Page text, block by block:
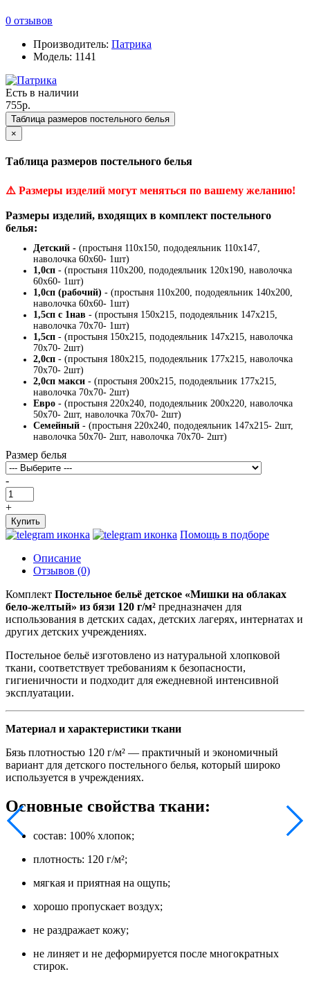
0 отзывов
Производитель: Патрика
Модель: 1141
Есть в наличии
755р.
Таблица размеров постельного белья
×
Таблица размеров постельного белья
⚠️ Размеры изделий могут меняться по вашему желанию!
Размеры изделий, входящих в комплект постельного
белья:
Детский - (простыня 110х150, пододеяльник 110х147,
наволочка 60х60- 1шт)
1,0сп - (простыня 110х200, пододеяльник 120х190, наволочка
60х60- 1шт)
1,0сп (рабочий) - (простыня 110х200, пододеяльник 140х200,
наволочка 60х60- 1шт)
1,5сп с 1нав - (простыня 150х215, пододеяльник 147х215,
наволочка 70х70- 1шт)
1,5сп - (простыня 150х215, пододеяльник 147х215, наволочка
70х70- 2шт)
2,0сп - (простыня 180х215, пододеяльник 177х215, наволочка
70х70- 2шт)
2,0сп макси - (простыня 200х215, пододеяльник 177х215,
наволочка 70х70- 2шт)
Евро - (простыня 220х240, пододеяльник 200х220, наволочка
50х70- 2шт, наволочка 70х70- 2шт)
Семейный - (простыня 220х240, пододеяльник 147х215- 2шт,
наволочка 50х70- 2шт, наволочка 70х70- 2шт)
Размер белья
-
+
Купить
Помощь в подборе
Описание
Отзывов (0)
Комплект Постельное бельё детское «Мишки на облаках
бело-желтый» из бязи 120 г/м² предназначен для
использования в детских садах, детских лагерях, интернатах и
других детских учреждениях.
Постельное бельё изготовлено из натуральной хлопковой
ткани, соответствует требованиям к безопасности,
гигиеничности и подходит для ежедневной интенсивной
эксплуатации.
Материал и характеристики ткани
Бязь плотностью 120 г/м² — практичный и экономичный
вариант для детского постельного белья, который широко
используется в учреждениях.
Основные свойства ткани:
состав: 100% хлопок;
плотность: 120 г/м²;
мягкая и приятная на ощупь;
хорошо пропускает воздух;
не раздражает кожу;
не линяет и не деформируется после многократных
стирок.